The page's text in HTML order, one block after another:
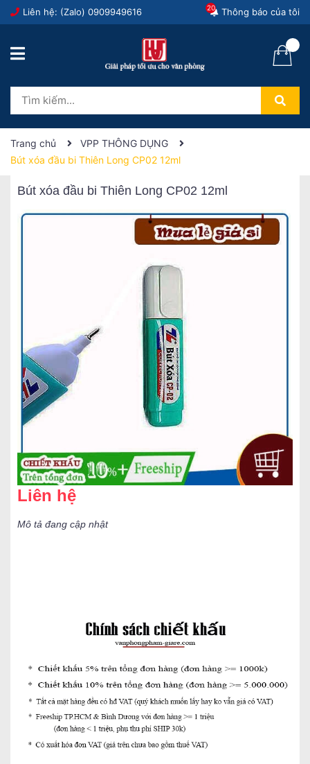
Liên hệ: (Zalo) 0909949616 Thông báo của tôi
20
Trang chủ
VPP THÔNG DỤNG
Bút xóa đầu bi Thiên Long CP02 12ml
Bút xóa đầu bi Thiên Long CP02 12ml
Liên hệ
Mô tả đang cập nhật